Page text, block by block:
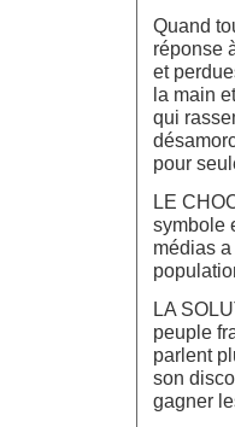
Quand
réponse
et
la main
qui
pour
LE
symbole
médias
LA
peuple
parlent
son
gagner